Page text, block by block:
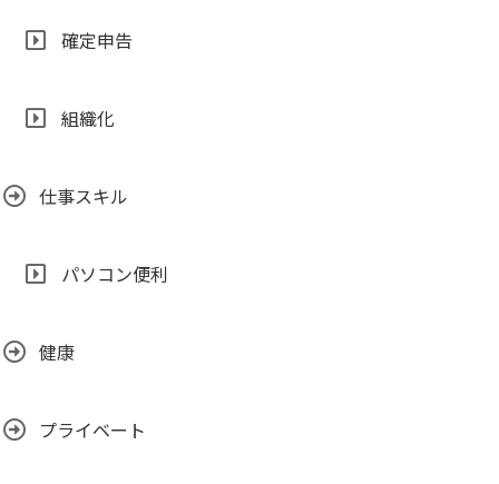
確定申告
組織化
仕事スキル
パソコン便利
健康
プライベート